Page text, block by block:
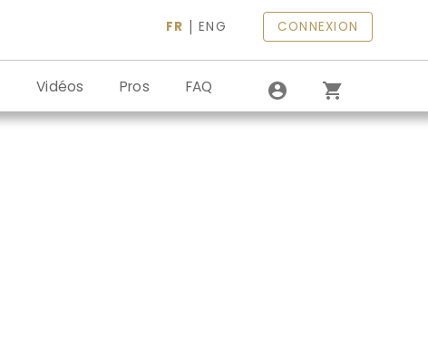
FR |ENG CONNEXION
Vidéos Pros FAQ